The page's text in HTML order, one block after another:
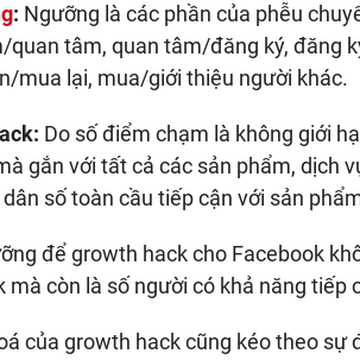
: Ngưỡng là các phần của phễu
quan tâm, quan tâm/đăng ký, đăng
mua lại, mua/giới thiệu người khác.
Do số điểm chạm là không giới
gắn với tất cả các sản phẩm, dịch
dân số toàn cầu tiếp cận với sản
để growth hack cho Facebook
mà còn là số người có khả năng
của growth hack cũng kéo theo sự